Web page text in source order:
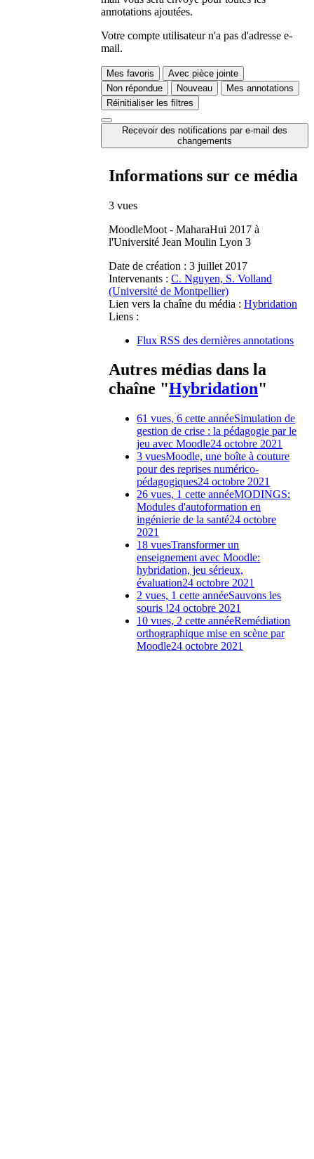
annotations ajoutées.
Votre compte utilisateur n'a pas d'adresse e-
mail.
Mes favoris
Avec pièce jointe
Non répondue
Nouveau
Mes annotations
Réinitialiser les filtres
Recevoir des notifications par e-mail des
changements
Informations sur ce média
3 vues
MoodleMoot - MaharaHui 2017 à
l'Université Jean Moulin Lyon 3
Date de création : 3 juillet 2017
Intervenants : C. Nguyen, S. Volland
(Université de Montpellier)
Lien vers la chaîne du média : Hybridation
Liens :
Flux RSS des dernières annotations
Autres médias dans la
chaîne "Hybridation"
61 vues, 6 cette annéeSimulation de
gestion de crise : la pédagogie par le
jeu avec Moodle24 octobre 2021
3 vuesMoodle, une boîte à couture
pour des reprises numérico-
pédagogiques24 octobre 2021
26 vues, 1 cette annéeMODINGS:
Modules d'autoformation en
ingénierie de la santé24 octobre
2021
18 vuesTransformer un
enseignement avec Moodle:
hybridation, jeu sérieux,
évaluation24 octobre 2021
2 vues, 1 cette annéeSauvons les
souris !24 octobre 2021
10 vues, 2 cette annéeRemédiation
orthographique mise en scène par
Moodle24 octobre 2021